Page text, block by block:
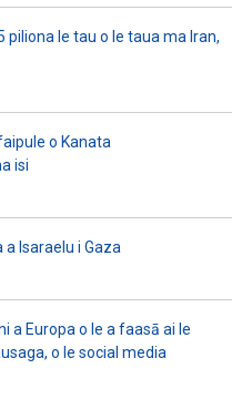
piliona le tau o le taua ma Iran,
o Kanata
isi
Isaraelu i Gaza
a Europa o le a faasā ai le
o le social media